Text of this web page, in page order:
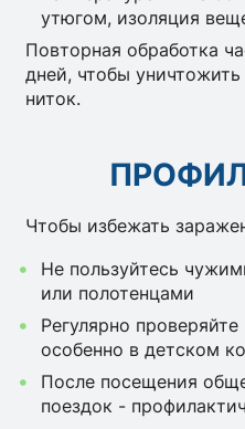
утюгом, изоляция
Повторная обработка
дней, чтобы
ниток.
Чтобы избежать
Не пользуйтесь
или полотенцами
Регулярно проверяйте
особенно в детском
После посещения
поездок -